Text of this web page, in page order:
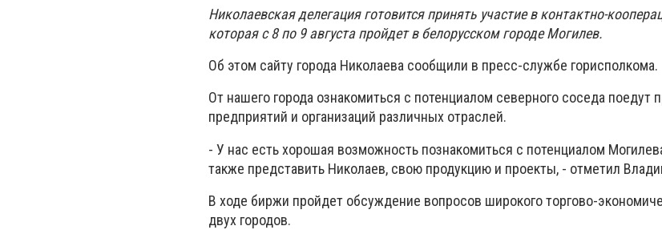
Николаевская делегация готовится принять участие в контактно-
которая с 8 по 9 августа пройдет в белорусском городе Могилев.
Об этом сайту города Николаева сообщили в пресс-службе горисполкома.
От нашего города ознакомиться с потенциалом северного соседа поедут
предприятий и организаций различных отраслей.
- У нас есть хорошая возможность познакомиться с потенциалом
также представить Николаев, свою продукцию и проекты, - отметил
В ходе биржи пройдет обсуждение вопросов широкого торгово-
двух городов.